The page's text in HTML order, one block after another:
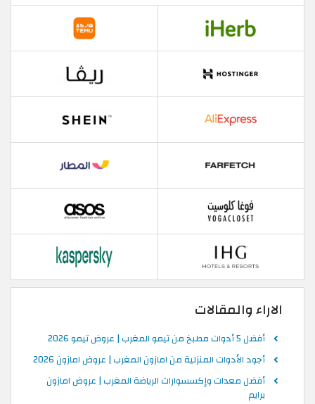
الاراء والمقالات
أفضل 5 أدوات مطبخ من تيمو المغرب | عروض تيمو 2026
أجود الأدوات المنزلية من امازون المغرب | عروض امازون 2026
أفضل معدات وإكسسوارات الرياضة المغرب | عروض امازون
برايم